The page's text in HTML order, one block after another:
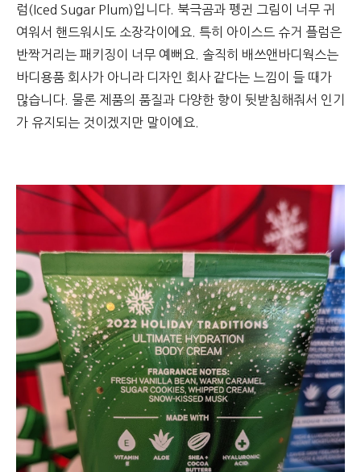
럼(Iced Sugar Plum)입니다. 북극곰과 펭귄 그림이 너무 귀
여워서 핸드워시도 소장각이에요. 특히 아이스드 슈거 플럼은
반짝거리는 패키징이 너무 예뻐요. 솔직히 배쓰앤바디웍스는
바디용품 회사가 아니라 디자인 회사 같다는 느낌이 들 때가
많습니다. 물론 제품의 품질과 다양한 향이 뒷받침해줘서 인기
가 유지되는 것이겠지만 말이에요.